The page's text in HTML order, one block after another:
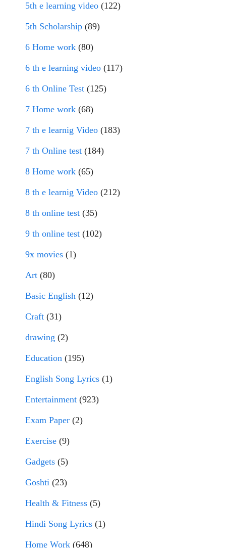
5th e learning video (122)
5th Scholarship (89)
6 Home work (80)
6 th e learning video (117)
6 th Online Test (125)
7 Home work (68)
7 th e learnig Video (183)
7 th Online test (184)
8 Home work (65)
8 th e learnig Video (212)
8 th online test (35)
9 th online test (102)
9x movies (1)
Art (80)
Basic English (12)
Craft (31)
drawing (2)
Education (195)
English Song Lyrics (1)
Entertainment (923)
Exam Paper (2)
Exercise (9)
Gadgets (5)
Goshti (23)
Health & Fitness (5)
Hindi Song Lyrics (1)
Home Work (648)